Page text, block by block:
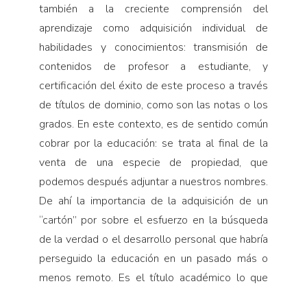
también a la creciente comprensión del
aprendizaje como adquisición individual de
habilidades y conocimientos: transmisión de
contenidos de profesor a estudiante, y
certificación del éxito de este proceso a través
de títulos de dominio, como son las notas o los
grados. En este contexto, es de sentido común
cobrar por la educación: se trata al final de la
venta de una especie de propiedad, que
podemos después adjuntar a nuestros nombres.
De ahí la importancia de la adquisición de un
“cartón” por sobre el esfuerzo en la búsqueda
de la verdad o el desarrollo personal que habría
perseguido la educación en un pasado más o
menos remoto. Es el título académico lo que